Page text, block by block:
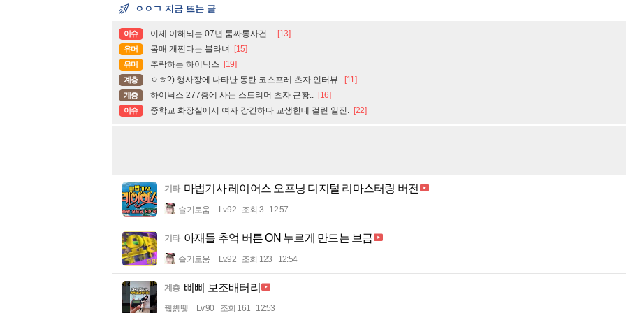
ㅇㅇㄱ 지금 뜨는 글
이슈 이제 이해되는 07년 룸싸롱사건... [13]
유머 몸매 개쩐다는 블라녀 [15]
유머 추락하는 하이닉스 [19]
계층 ㅇㅎ?) 행사장에 나타난 동탄 코스프레 츠자 인터뷰. [11]
계층 하이닉스 277층에 사는 스트리머 츠자 근황.. [16]
이슈 중학교 화장실에서 여자 강간하다 교생한테 걸린 일진. [22]
기타 마법기사 레이어스 오프닝 디지털 리마스터링 버전
슬기로움 Lv.92 조회 3 12:57
기타 아재들 추억 버튼 ON 누르게 만드는 브금
슬기로움 Lv.92 조회 123 12:54
계층 삐삐 보조배터리
꿻뻵뗗 Lv.90 조회 161 12:53